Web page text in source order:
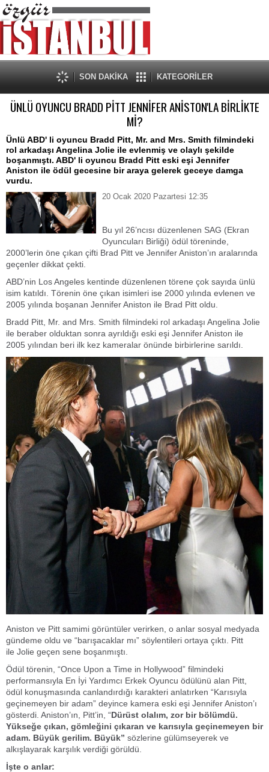
SON DAKİKA KATEGORİLER
ÜNLÜ OYUNCU BRADD PİTT JENNİFER ANİSTON'LA BİRLİKTE
Mİ?
Ünlü ABD' li oyuncu Bradd Pitt, Mr. and Mrs. Smith filmindeki
rol arkadaşı Angelina Jolie ile evlenmiş ve olaylı şekilde
boşanmıştı. ABD' li oyuncu Bradd Pitt eski eşi Jennifer
Aniston ile ödül gecesine bir araya gelerek geceye damga
vurdu.
20 Ocak 2020 Pazartesi 12:35
Bu yıl 26’ncısı düzenlenen SAG (Ekran
Oyuncuları Birliği) ödül töreninde,
2000’lerin öne çıkan çifti Brad Pitt ve Jennifer Aniston’ın aralarında
geçenler dikkat çekti.
ABD’nin Los Angeles kentinde düzenlenen törene çok sayıda ünlü
isim katıldı. Törenin öne çıkan isimleri ise 2000 yılında evlenen ve
2005 yılında boşanan Jennifer Aniston ile Brad Pitt oldu.
Bradd Pitt, Mr. and Mrs. Smith filmindeki rol arkadaşı Angelina Jolie
ile beraber olduktan sonra ayrıldığı eski eşi Jennifer Aniston ile
2005 yılından beri ilk kez kameralar önünde birbirlerine sarıldı.
Aniston ve Pitt samimi görüntüler verirken, o anlar sosyal medyada
gündeme oldu ve “barışacaklar mı” söylentileri ortaya çıktı. Pitt
ile Jolie geçen sene boşanmıştı.
Ödül törenin, “Once Upon a Time in Hollywood” filmindeki
performansıyla En İyi Yardımcı Erkek Oyuncu ödülünü alan Pitt,
ödül konuşmasında canlandırdığı karakteri anlatırken “Karısıyla
geçinemeyen bir adam” deyince kamera eski eşi Jennifer Aniston’ı
gösterdi. Aniston’ın, Pitt’in, “Dürüst olalım, zor bir bölümdü.
Yükseğe çıkan, gömleğini çıkaran ve karısıyla geçinemeyen bir
adam. Büyük gerilim. Büyük” sözlerine gülümseyerek ve
alkışlayarak karşılık verdiği görüldü.
İşte o anlar: